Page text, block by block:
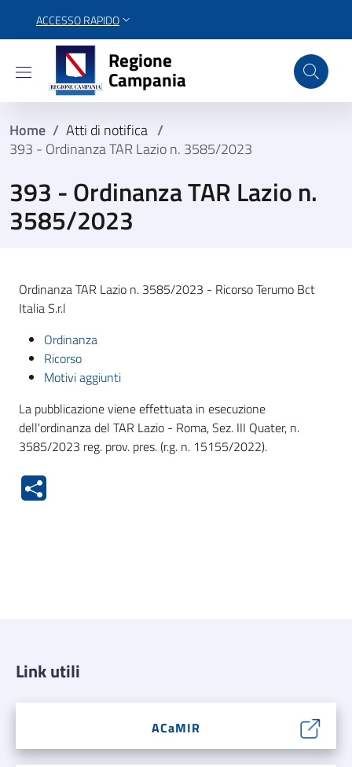
ACCESSO RAPIDO
Regione Campania
Regione
Campania
Home / Atti di notifica /
393 - Ordinanza TAR Lazio n. 3585/2023
393 - Ordinanza TAR Lazio n.
3585/2023
Ordinanza TAR Lazio n. 3585/2023 - Ricorso Terumo Bct
Italia S.r.l
Ordinanza
Ricorso
Motivi aggiunti
La pubblicazione viene effettuata in esecuzione
dell'ordinanza del TAR Lazio - Roma, Sez. III Quater, n.
3585/2023 reg. prov. pres. (r.g. n. 15155/2022).
Link utili
ACaMIR